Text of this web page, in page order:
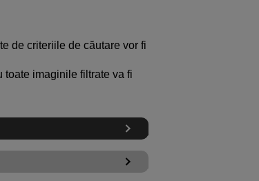
de criteriile de căutare vor fi
toate imaginile filtrate va fi